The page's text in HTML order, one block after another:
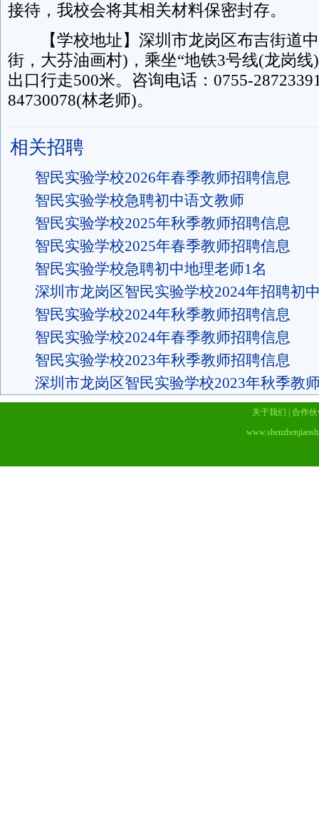
接待，我校会将其相关材料保密封存。
【学校地址】深圳市龙岗区布吉街道中
街，大芬油画村)，乘坐“地铁3号线(龙岗
出口行走500米。咨询电话：0755-
84730078(林老师)。
相关招聘
智民实验学校2026年春季教师招聘信息
智民实验学校急聘初中语文教师
智民实验学校2025年秋季教师招聘信息
智民实验学校2025年春季教师招聘信息
智民实验学校急聘初中地理老师1名
深圳市龙岗区智民实验学校2024年招聘初
智民实验学校2024年秋季教师招聘信息
智民实验学校2024年春季教师招聘信息
智民实验学校2023年秋季教师招聘信息
深圳市龙岗区智民实验学校2023年秋季教
关于我们
合作